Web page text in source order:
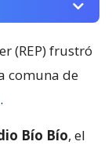
(REP) frustró
comuna de
.
Bío Bío, el